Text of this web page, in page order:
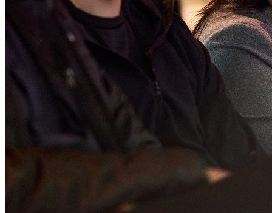
性を重視してきました。